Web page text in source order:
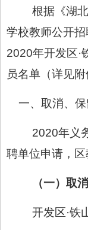
根据《湖
学校教师公开
2020年开发区·
员名单（详见附
一、取消、保
2020年义
聘单位申请，
（一） 取
开发区·铁